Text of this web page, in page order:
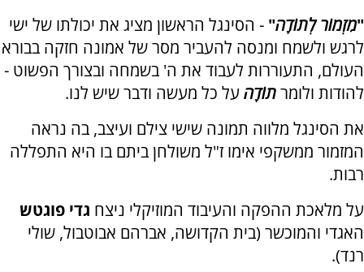
"מִזְמוֹר לְתוֹדָה" - הסינגל הראשון מציג את יכולתו של ישי
לרגש ולשמח ומנסה להעביר מסר של אמונה חזקה בבורא
העולם, התעוררות לעבוד את ה' בשמחה ובצורך הפשוט -
להודות ולומרתוֹדָה על כל מעשה ודבר שיש לנו.
את הסינגל מלווה תמונה שישי צילם ועיצב, בה נראה
המזמור ממשקפי אימו ז"ל משולחן ביתם בו היא התפללה
רבות.
על מלאכת ההפקה והעיבוד המוזיקלי ניצח גדי פוגטש
האגדי והמוכשר (בית הקדושה, אברהם אבוטבול, שולי
רנד).